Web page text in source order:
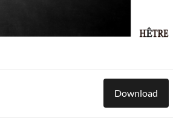
Download